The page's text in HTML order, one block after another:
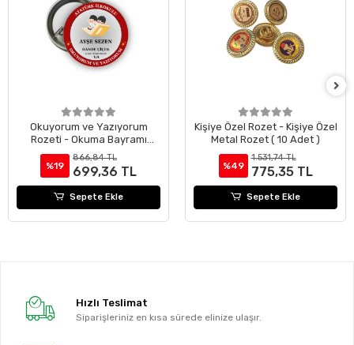
Okuyorum ve Yazıyorum
Rozeti - Okuma Bayramı
Rozeti ( 24 Adet )
%19
866,84 TL
699,36 TL
Sepete Ekle
Kişiye Özel Rozet - Kişiye Özel
Metal Rozet ( 10 Adet )
%49
1.531,74 TL
775,35 TL
Sepete Ekle
Hızlı Teslimat
Siparişleriniz en kısa sürede elinize ulaşır.